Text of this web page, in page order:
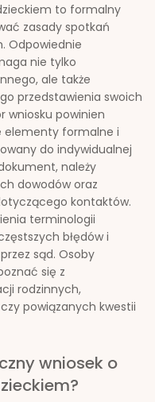
to formalny
zasady spotkań
Odpowiednie
nie tylko
ale także
przedstawienia swoich
wniosku powinien
elementy formalne i
do indywidualnej
należy
dowodów oraz
kontaktów.
terminologii
błędów i
sąd. Osoby
się z
rodzinnych,
powiązanych kwestii
wniosek o